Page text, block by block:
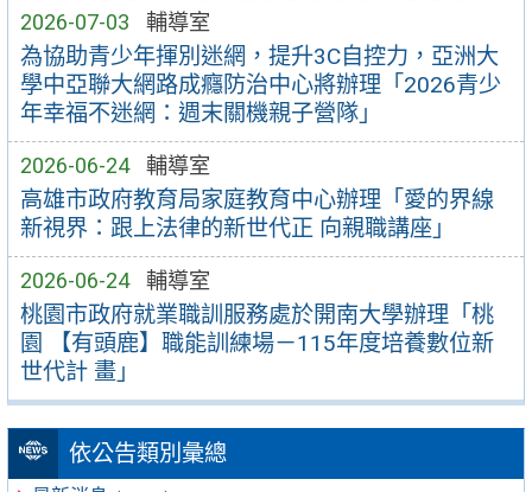
2026-07-03 輔導室
為協助青少年揮別迷網，提升3C自控力，亞洲大
學中亞聯大網路成癮防治中心將辦理「2026青少
年幸福不迷網：週末關機親子營隊」
2026-06-24 輔導室
高雄市政府教育局家庭教育中心辦理「愛的界線
新視界：跟上法律的新世代正 向親職講座」
2026-06-24 輔導室
桃園市政府就業職訓服務處於開南大學辦理「桃
園 【有頭鹿】職能訓練場－115年度培養數位新
世代計 畫」
依公告類別彙總